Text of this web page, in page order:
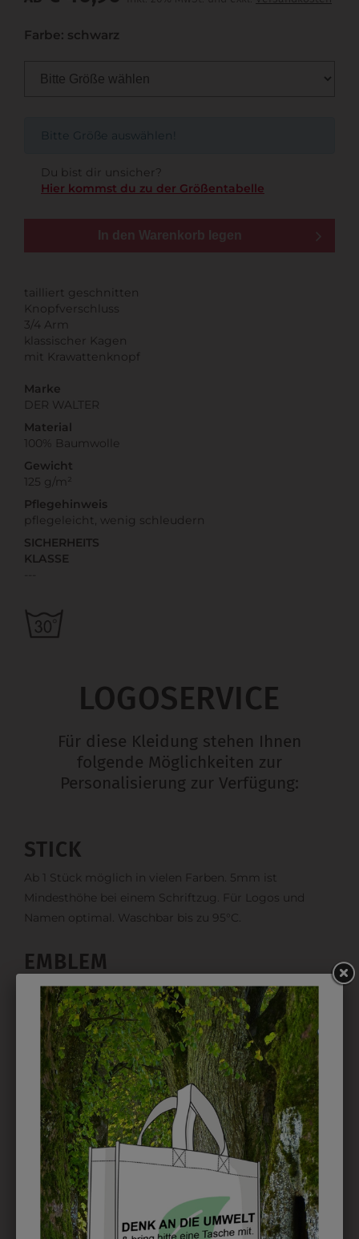
Farbe: schwarz
Bitte Größe auswählen!
Du bist dir unsicher?
Hier kommst du zu der Größentabelle
In den Warenkorb legen
tailliert geschnitten
Knopfverschluss
3/4 Arm
klassischer Kagen
mit Krawattenknopf
Marke
DER WALTER
Material
100% Baumwolle
Gewicht
125 g/m²
Pflegehinweis
pflegeleicht, wenig schleudern
SICHERHEITS
KLASSE
LOGOSERVICE
Für diese Kleidung stehen Ihnen
folgende Möglichkeiten zur
Personalisierung zur Verfügung:
STICK
Ab 1 Stück möglich in vielen Farben. 5mm ist
Mindesthöhe bei einem Schriftzug. Für Logos und
Namen optimal. Waschbar bis zu 95°C.
EMBLEM
Kann gestickt oder bedruckt werden. Sehr vielseitig
einsetzbar und beim Sticken wieder ab 1 Stück
möglich.
DRUCK
Perfekt für große Logos und für kleine Details, jedoch
kostet jede Farbe extra und ist erst ab 12 Stück
möglich. Waschbar bis zu 60°C.